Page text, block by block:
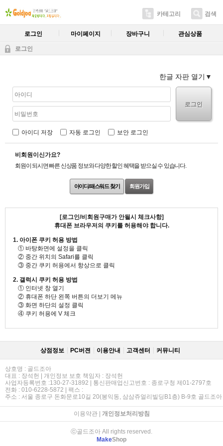
카테고리 검색
로그인 마이페이지 장바구니 관심상품
로그인
한글 자판 열기
로그인
아이디 저장 자동 로그인 보안 로그인
비회원이신가요?
회원이 되시면 빠른 신상품 정보와 다양한 할인 혜택을 받으실 수 있습니다.
아이디/패스워드 찾기 회원가입
[로그인/비회원구매가 안될시 체크사항]
휴대폰 브라우저의 쿠키를 허용해야 합니다.
1. 아이폰 쿠키 허용 방법
① 바탕화면에 설정을 클릭
② 중간 위치의 Safari를 클릭
③ 중간 쿠키 허용에서 항상으로 클릭
2. 갤럭시 쿠키 허용 방법
① 인터넷 창 열기
② 휴대폰 하단 왼쪽 버튼의 더보기 메뉴
③ 화면 하단의 설정 클릭
④ 쿠키 허용에 V 체크
상점정보 PC버젼 이용안내 고객센터 커뮤니티
상호명 : 골드조아
대표 : 장석헌 | 개인정보 보호 책임자 : 장석헌
사업자등록번호 :130-27-31892 | 통신판매업신고번호 : 종로구청 제01-2797호
전화 : 010-6228-5872 | 팩스 :
주소 : 서울 종로구 돈화문로10길 20(봉익동, 삼삼쥬얼리빌딩B1층) B-9호 골드조아
이용약관| 개인정보처리방침
ⓒ골드조아 All rights reserved.
MakeShop